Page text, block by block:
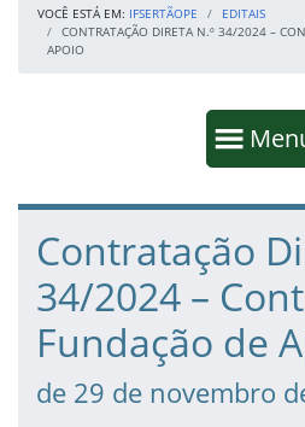
VOCÊ ESTÁ EM: IFSERTÃOPE
EDITAIS
CONTRATAÇÃO DIRETA N.º 34/2024 –
APOIO
Fim da navegação
Início do conteúdo
Contratação
34/2024 –
Fundação de
de 29 de novembro